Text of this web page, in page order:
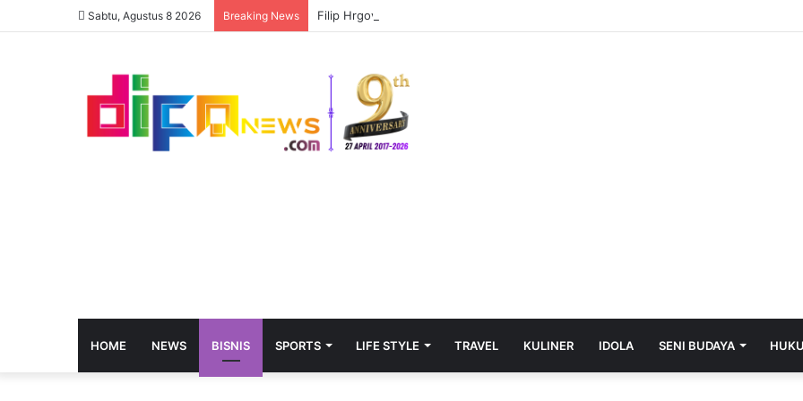
Sabtu, Agustus 8 2026 Breaking News Filip Hrgovic Lempar Psywar Pedas, Kalau Bukan di Inggris, Tidak Ada Yang Kenal
HOME NEWS BISNIS SPORTS LIFE STYLE TRAVEL KULINER IDOLA SENI BUDAYA